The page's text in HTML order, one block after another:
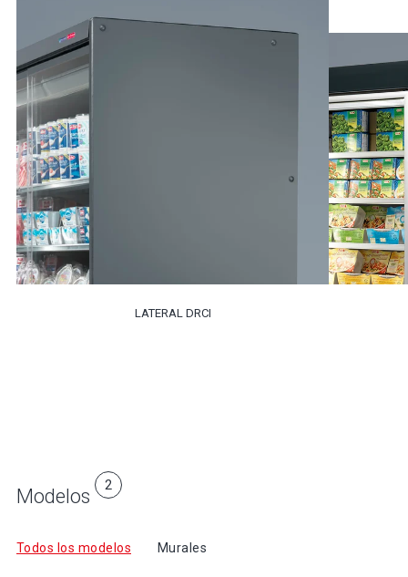
LATERAL DRCI
Modelos 2
Todos los modelos Murales